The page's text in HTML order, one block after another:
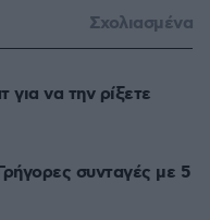
Σχολιασμένα
για να την ρίξετε
συνταγές με 5